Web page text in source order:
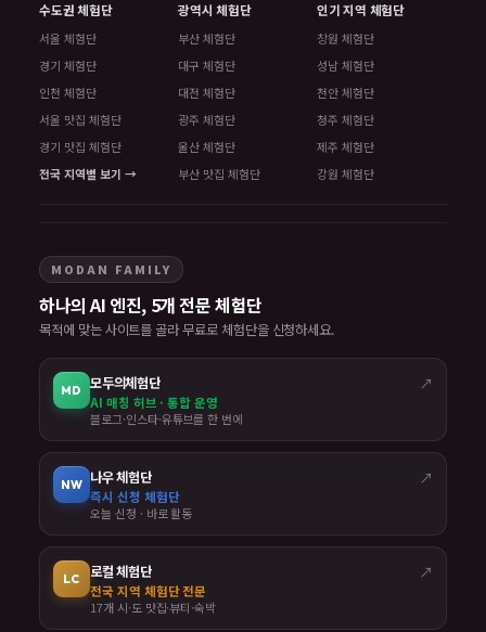
수도권 체험단
서울 체험단
경기 체험단
인천 체험단
서울 맛집 체험단
경기 맛집 체험단
전국 지역별 보기 →
광역시 체험단
부산 체험단
대구 체험단
대전 체험단
광주 체험단
울산 체험단
부산 맛집 체험단
인기 지역 체험단
창원 체험단
성남 체험단
천안 체험단
청주 체험단
제주 체험단
강원 체험단
MODAN FAMILY
하나의 AI 엔진, 5개 전문 체험단
목적에 맞는 사이트를 골라 무료로 체험단을 신청하세요.
MD 모두의체험단 ↗
AI 매칭 허브 · 통합 운영
블로그·인스타·유튜브를 한 번에
NW 나우 체험단 ↗
즉시 신청 체험단
오늘 신청 · 바로 활동
LC 로컬 체험단 ↗
전국 지역 체험단 전문
17개 시·도 맛집·뷰티·숙박